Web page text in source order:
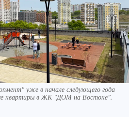
уже в начале следующего года
квартиры в ЖК "ДОМ на Востоке".